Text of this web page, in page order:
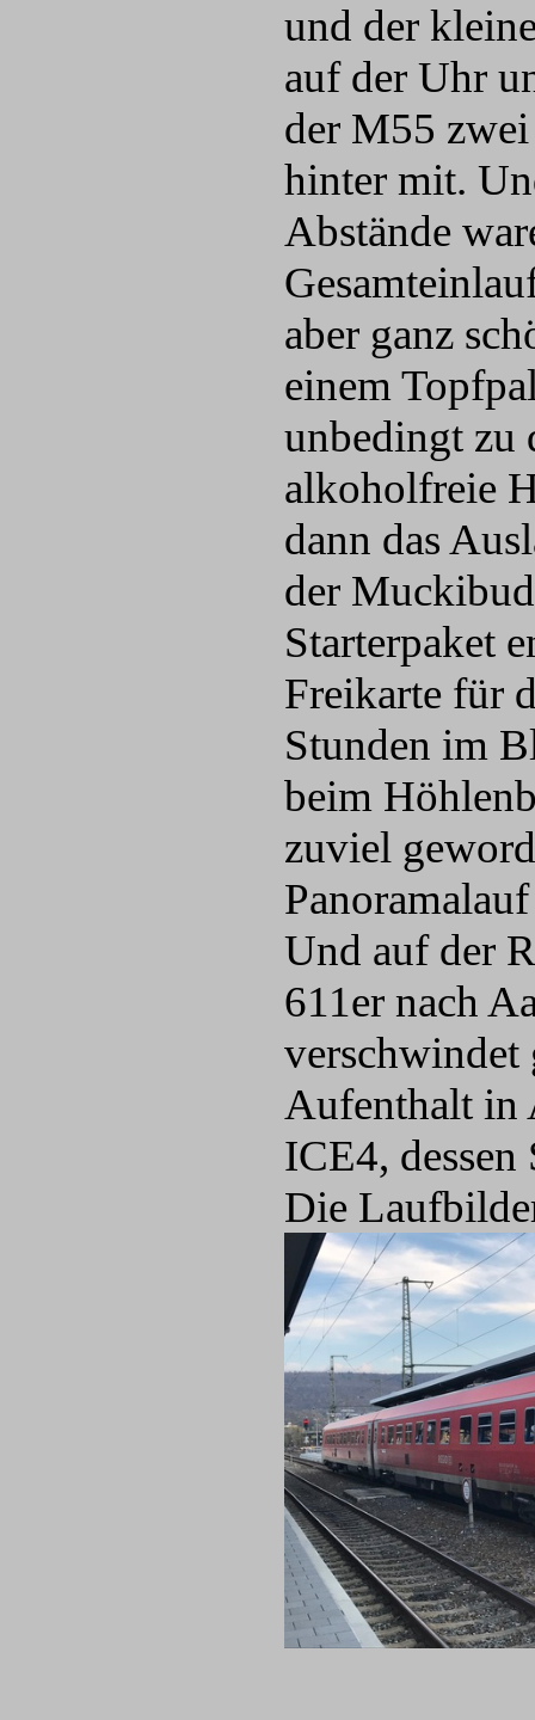
und der
auf der Uhr
der M55
hinter mit.
Abstände
aber ganz
einem
unbedingt zu
alkoholfreie
dann das
der
Starterpaket
Freikarte für
Stunden im
beim
zuviel
Und auf der
611er nach
verschwindet
Aufenthalt in
ICE4,
Die